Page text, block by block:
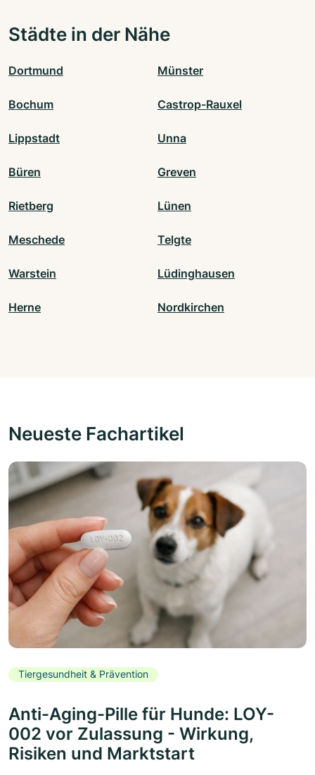
Städte in der Nähe
Dortmund Münster
Bochum Castrop-Rauxel
Lippstadt Unna
Büren Greven
Rietberg Lünen
Meschede Telgte
Warstein Lüdinghausen
Herne Nordkirchen
Neueste Fachartikel
Tiergesundheit & Prävention
Anti-Aging-Pille für Hunde: LOY-
002 vor Zulassung - Wirkung,
Risiken und Marktstart